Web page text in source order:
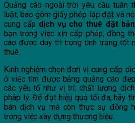
Quảng cáo ngoài trời yêu cầu tuân
luật; bao gồm giấy phép lắp đặt và
cung cấp dịch vụ cho thuê đặt
bạn trong việc xin cấp phép; đồng
cáo được duy trì trong tình trạng tốt
thuê.
Kinh nghiệm chọn đơn vị cung cấp
ở việc tìm được bảng quảng cáo
các yếu tố như vị trí; chất lượng
pháp lý. Để đạt hiệu quả tối đa, hãy
bán dịch vụ mà còn thực sự đồng
trong việc xây dựng thương hiệu.